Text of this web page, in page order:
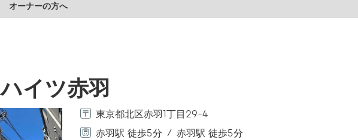
オーナーの方へ
イツ赤羽
東京都北区赤羽1丁目29-4
赤羽駅 徒歩5分
赤羽駅 徒歩5分